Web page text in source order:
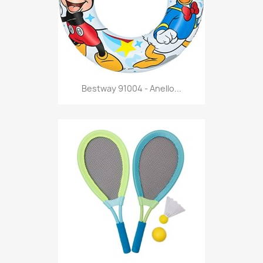
Anteprima
Bestway 91004 - Anello...